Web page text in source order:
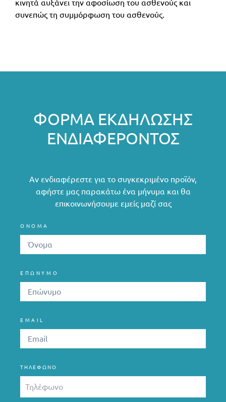
κινητά αυξάνει την αφοσίωση του ασθενούς και
συνεπώς τη συμμόρφωση του ασθενούς.
ΦΌΡΜΑ ΕΚΔΉΛΩΣΗΣ
ΕΝΔΙΑΦΈΡΟΝΤΟΣ
Αν ενδιαφέρεστε για το συγκεκριμένο προϊόν,
αφήστε μας παρακάτω ένα μήνυμα και θα
επικοινωνήσουμε εμείς μαζί σας
ΟΝΟΜΑ
ΕΠΩΝΥΜΟ
EMAIL
ΤΗΛΈΦΩΝΟ